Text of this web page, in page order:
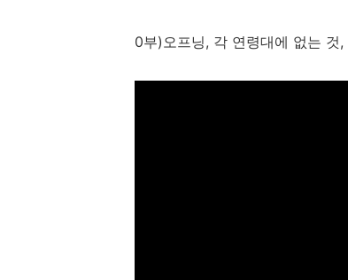
0부) 오프닝, 각 연령대에 없는 것,